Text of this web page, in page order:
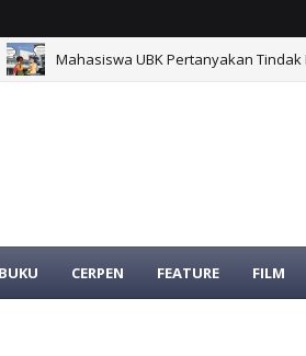
Mahasiswa UBK Pertanyakan Tindak
BUKU CERPEN FEATURE FILM